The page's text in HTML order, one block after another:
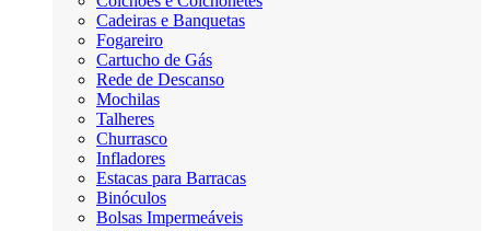
Cadeiras e Banquetas
Fogareiro
Cartucho de Gás
Rede de Descanso
Mochilas
Talheres
Churrasco
Infladores
Estacas para Barracas
Binóculos
Bolsas Impermeáveis